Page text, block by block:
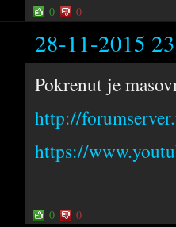
0 0
28-11-2015
Pokrenut je
http://
https://
0 0